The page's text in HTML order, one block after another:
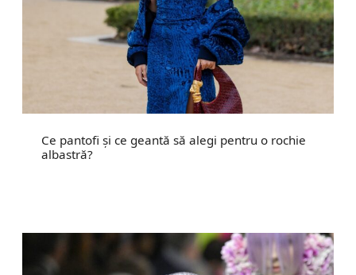
Ce pantofi și ce geantă să alegi pentru o rochie
albastră?